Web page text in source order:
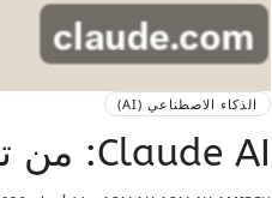
الذكاء الاصطناعي (AI)
Claude AI: من تنفيذ الأوامر إلى صناعة الأفكار بذكاء